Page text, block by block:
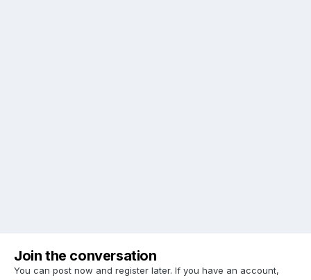
Join the conversation
You can post now and register later. If you have an account,